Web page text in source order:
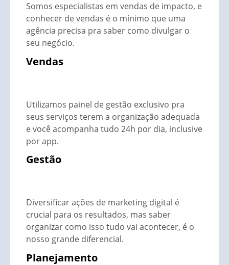
Somos especialistas em vendas de impacto, e
conhecer de vendas é o mínimo que uma
agência precisa pra saber como divulgar o
seu negócio.
Vendas
Utilizamos painel de gestão exclusivo pra
seus serviços terem a organização adequada
e você acompanha tudo 24h por dia, inclusive
por app.
Gestão
Diversificar ações de marketing digital é
crucial para os resultados, mas saber
organizar como isso tudo vai acontecer, é o
nosso grande diferencial.
Planejamento